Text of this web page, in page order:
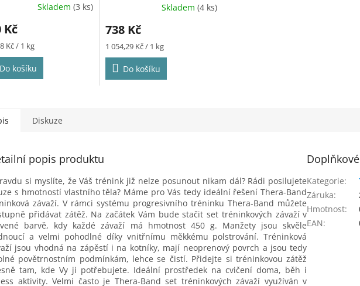
Skladem (3 ks)
Kč
Kč / 1 kg
Do košíku
produktu
je
5,0
Skladem (4 ks)
738 Kč
Měrná
cena:
1 054,29 Kč / 1 kg
Do košíku
Diskuze
popis produktu
si myslíte, že Váš trénink již nelze posunout nikam dál? Rádi posilujete
s hmotností vlastního těla? Máme pro Vás tedy ideální řešení Thera-Band
závaží. V rámci systému progresivního tréninku Thera-Band můžete
přidávat zátěž. Na začátek Vám bude stačit set tréninkových závaží v
barvě, kdy každé závaží má hmotnost 450 g. Manžety jsou skvěle
a velmi pohodlné díky vnitřnímu měkkému polstrování. Tréninková
jsou vhodná na zápěstí i na kotníky, mají neoprenový povrch a jsou tedy
povětrnostním podmínkám, lehce se čistí. Přidejte si tréninkovou zátěž
tam, kde Vy ji potřebujete. Ideální prostředek na cvičení doma, běh i
aktivity. Velmi často je Thera-Band set tréninkových závaží využíván v
Kategorie:
Záruka:
Hmotnost:
EAN: